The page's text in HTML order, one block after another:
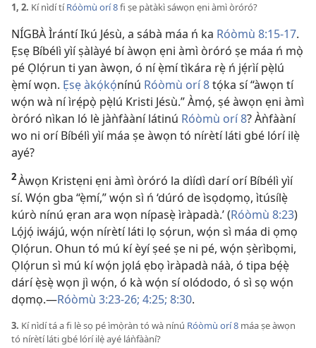
1, 2. Kí nìdí tíRóòmù orí 8fi ṣe pàtàkì sáwọn ẹni àmì òróró?
NÍGBÀ Ìrántí Ikú Jésù, a sábà máa ń ka Róòmù 8:​15-17.
Ẹsẹ Bíbélì yìí ṣàlàyé bí àwọn ẹni àmì òróró ṣe máa ń mọ̀
pé Ọlọ́run ti yan àwọn, ó ní ẹ̀mí tìkára rẹ̀ ń jẹ́rìí pẹ̀lú
ẹ̀mí wọn. Ẹsẹ àkọ́kọ́nínú Róòmù orí 8tọ́ka sí “àwọn tí
wọ́n wà ní ìrẹ́pọ̀ pẹ̀lú Kristi Jésù.” Àmọ́, ṣé àwọn ẹni àmì
òróró nìkan ló lè jàǹfààní látinú Róòmù orí 8? Àǹfààní
wo ni orí Bíbélì yìí máa ṣe àwọn tó nírètí láti gbé lórí ilẹ̀
ayé?
2Àwọn Kristẹni ẹni àmì òróró la dìídì darí orí Bíbélì yìí
sí. Wọ́n gba “ẹ̀mí,” wọ́n sì ń ‘dúró de ìsọdọmọ, ìtúsílẹ̀
kúrò nínú ẹran ara wọn nípasẹ̀ ìràpadà.’ (Róòmù 8:23)
Lọ́jọ́ iwájú, wọ́n nírètí láti lọ sọ́run, wọ́n sì máa di ọmọ
Ọlọ́run. Ohun tó mú kí èyí ṣeé ṣe ni pé, wọ́n ṣèrìbọmi,
Ọlọ́run sì mú kí wọ́n jọlá ẹbọ ìràpadà náà, ó tipa bẹ́ẹ̀
dárí ẹ̀sẹ̀ wọn jì wọ́n, ó kà wọ́n sí olódodo, ó sì sọ wọ́n
dọmọ.​—⁠Róòmù 3:23-26; 4:25; 8:30.
3. Kí nìdí tá a fi lè sọ pé ìmọ̀ràn tó wà nínú Róòmù orí 8 máa ṣe àwọn
tó nírètí láti gbé lórí ilẹ̀ ayé láǹfààní?